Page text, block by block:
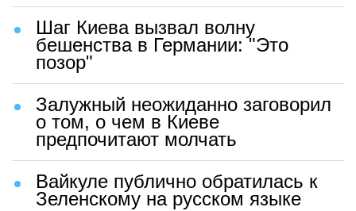
Шаг Киева вызвал волну
бешенства в Германии: "Это
позор"
Залужный неожиданно заговорил
о том, о чем в Киеве
предпочитают молчать
Вайкуле публично обратилась к
Зеленскому на русском языке